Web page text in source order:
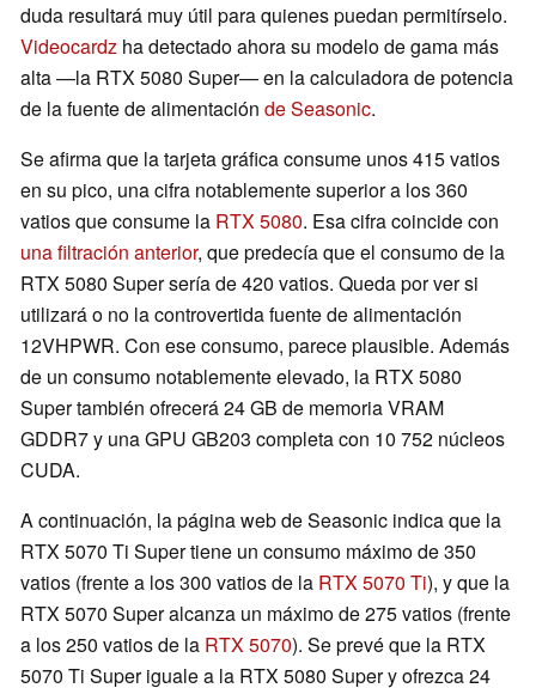
duda resultará muy útil para quienes puedan permitírselo.
Videocardz ha detectado ahora su modelo de gama más
alta —la RTX 5080 Super— en la calculadora de potencia
de la fuente de alimentación de Seasonic.
Se afirma que la tarjeta gráfica consume unos 415 vatios
en su pico, una cifra notablemente superior a los 360
vatios que consume la RTX 5080. Esa cifra coincide con
una filtración anterior, que predecía que el consumo de la
RTX 5080 Super sería de 420 vatios. Queda por ver si
utilizará o no la controvertida fuente de alimentación
12VHPWR. Con ese consumo, parece plausible. Además
de un consumo notablemente elevado, la RTX 5080
Super también ofrecerá 24 GB de memoria VRAM
GDDR7 y una GPU GB203 completa con 10 752 núcleos
CUDA.
A continuación, la página web de Seasonic indica que la
RTX 5070 Ti Super tiene un consumo máximo de 350
vatios (frente a los 300 vatios de la RTX 5070 Ti), y que la
RTX 5070 Super alcanza un máximo de 275 vatios (frente
a los 250 vatios de la RTX 5070). Se prevé que la RTX
5070 Ti Super iguale a la RTX 5080 Super y ofrezca 24